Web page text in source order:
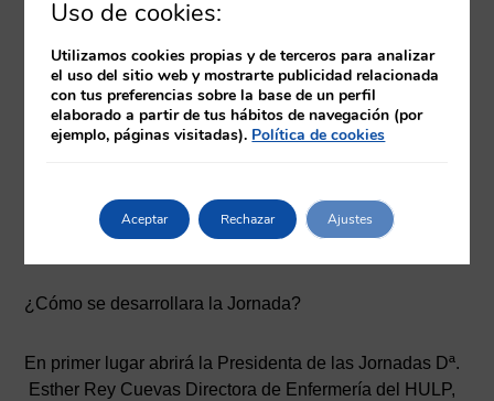
Jornadas fueran participativas. Por eso quisimos que los
asistentes aportaran su opinión, hicimos una votación
después de cada mesa y después del descanso para los
posters, así dábamos cabida a la opinión de los
queremos seguir haciendo participe a los asistentes,
para que valoren los trabajos presentados.
¿Cómo se desarrollara la Jornada?
En primer lugar abrirá la Presidenta de las Jornadas Dª.
Esther Rey Cuevas Directora de Enfermería del HULP,
Uso de cookies:
Utilizamos cookies propias y de terceros para analizar
el uso del sitio web y mostrarte publicidad relacionada
con tus preferencias sobre la base de un perfil
elaborado a partir de tus hábitos de navegación (por
ejemplo, páginas visitadas). Política de cookies
Aceptar Rechazar Ajustes